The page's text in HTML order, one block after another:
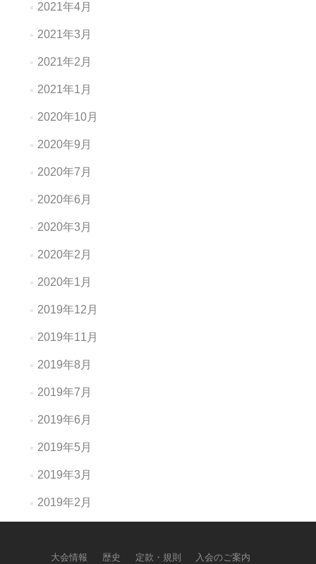
2021年4月
2021年3月
2021年2月
2021年1月
2020年10月
2020年9月
2020年7月
2020年6月
2020年3月
2020年2月
2020年1月
2019年12月
2019年11月
2019年8月
2019年7月
2019年6月
2019年5月
2019年3月
2019年2月
大会情報 歴史 定款・規則 入会のご案内